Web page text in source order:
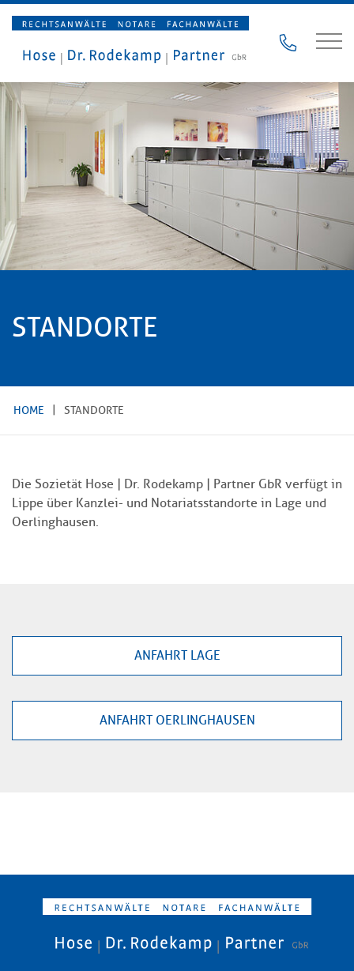
STANDORTE
HOME STANDORTE
Die Sozietät Hose | Dr. Rodekamp | Partner GbR verfügt in
Lippe über Kanzlei- und Notariatsstandorte in Lage und
Oerlinghausen.
ANFAHRT LAGE
ANFAHRT OERLINGHAUSEN